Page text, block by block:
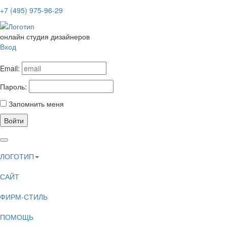
+7 (495) 975-96-29
онлайн студия дизайнеров
Вход
Email:
Пароль:
Запомнить меня
Войти
ЛОГОТИП
САЙТ
ФИРМ-СТИЛЬ
ПОМОЩЬ